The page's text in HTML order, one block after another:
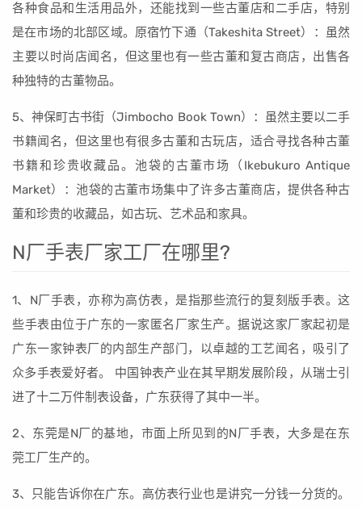
各种食品和生活用品外，还能找到一些古董店和二手店，特别
是在市场的北部区域。原宿竹下通（Takeshita Street）：虽然
主要以时尚店闻名，但这里也有一些古董和复古商店，出售各
种独特的古董物品。
5、神保町古书街（Jimbocho Book Town）：虽然主要以二手
书籍闻名，但这里也有很多古董和古玩店，适合寻找各种古董
书籍和珍贵收藏品。池袋的古董市场（Ikebukuro Antique
Market）：池袋的古董市场集中了许多古董商店，提供各种古
董和珍贵的收藏品，如古玩、艺术品和家具。
N厂手表厂家工厂在哪里?
1、N厂手表，亦称为高仿表，是指那些流行的复刻版手表。这
些手表由位于广东的一家匿名厂家生产。据说这家厂家起初是
广东一家钟表厂的内部生产部门，以卓越的工艺闻名，吸引了
众多手表爱好者。 中国钟表产业在其早期发展阶段，从瑞士引
进了十二万件制表设备，广东获得了其中一半。
2、东莞是N厂的基地，市面上所见到的N厂手表，大多是在东
莞工厂生产的。
3、只能告诉你在广东。高仿表行业也是讲究一分钱一分货的。